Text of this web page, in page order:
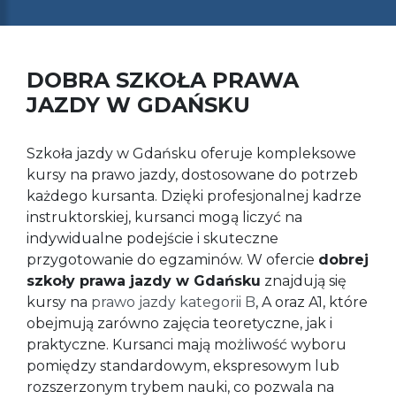
DOBRA SZKOŁA PRAWA
JAZDY W GDAŃSKU
Szkoła jazdy w Gdańsku oferuje kompleksowe
kursy na prawo jazdy, dostosowane do potrzeb
każdego kursanta. Dzięki profesjonalnej kadrze
instruktorskiej, kursanci mogą liczyć na
indywidualne podejście i skuteczne
przygotowanie do egzaminów. W ofercie dobrej
szkoły prawa jazdy w Gdańsku znajdują się
kursy na prawo jazdy kategorii B, A oraz A1, które
obejmują zarówno zajęcia teoretyczne, jak i
praktyczne. Kursanci mają możliwość wyboru
pomiędzy standardowym, ekspresowym lub
rozszerzonym trybem nauki, co pozwala na